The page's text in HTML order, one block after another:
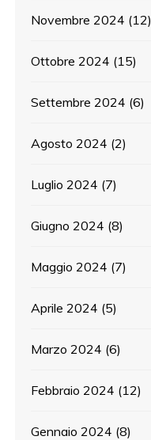
Novembre 2024 (12)
Ottobre 2024 (15)
Settembre 2024 (6)
Agosto 2024 (2)
Luglio 2024 (7)
Giugno 2024 (8)
Maggio 2024 (7)
Aprile 2024 (5)
Marzo 2024 (6)
Febbraio 2024 (12)
Gennaio 2024 (8)